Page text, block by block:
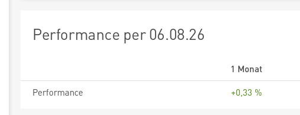
Performance per 06.08.26
1 Monat
Performance
+0,33 %